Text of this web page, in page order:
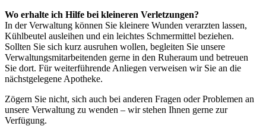
Wo erhalte ich Hilfe bei kleineren Verletzungen?
In der Verwaltung können Sie kleinere Wunden verarzten lassen,
Kühlbeutel ausleihen und ein leichtes Schmermittel beziehen.
Sollten Sie sich kurz ausruhen wollen, begleiten Sie unsere
Verwaltungsmitarbeitenden gerne in den Ruheraum und betreuen
Sie dort. Für weiterführende Anliegen verweisen wir Sie an die
nächstgelegene Apotheke.
Zögern Sie nicht, sich auch bei anderen Fragen oder Problemen an
unsere Verwaltung zu wenden – wir stehen Ihnen gerne zur
Verfügung.